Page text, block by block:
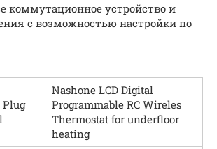
коммутационное устройство и
с возможностью настройки по
Plug
Nashone LCD Digital
Programmable RC Wireles
Thermostat for underfloor
heating